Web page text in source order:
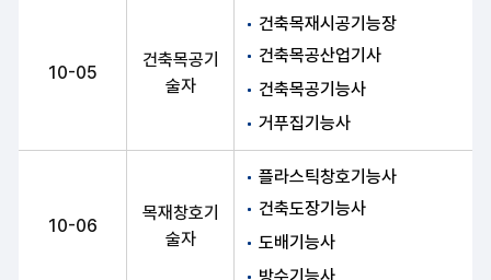
10-05
건축목공기
술자
건축목재시공기능장
건축목공산업기사
건축목공기능사
거푸집기능사
10-06
목재창호기
술자
플라스틱창호기능사
건축도장기능사
도배기능사